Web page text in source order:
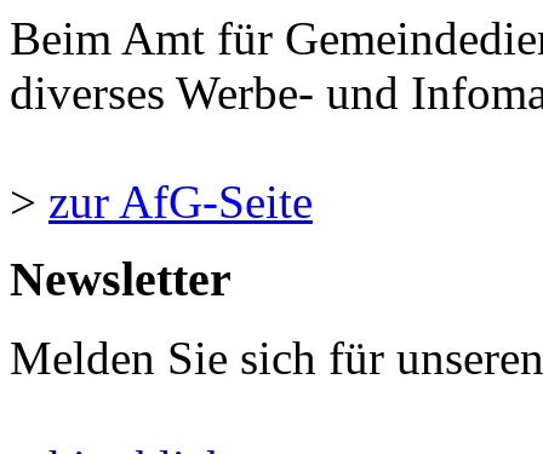
Beim Amt für
diverses Werbe- und
> zur AfG-Seite
Newsletter
Melden Sie sich für